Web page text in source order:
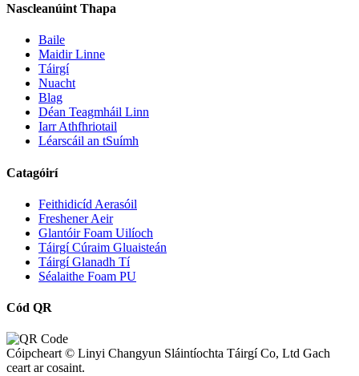
Nascleanúint Thapa
Baile
Maidir Linne
Táirgí
Nuacht
Blag
Déan Teagmháil Linn
Iarr Athfhriotail
Léarscáil an tSuímh
Catagóirí
Feithidicíd Aerasóil
Freshener Aeir
Glantóir Foam Uilíoch
Táirgí Cúraim Gluaisteán
Táirgí Glanadh Tí
Séalaithe Foam PU
Cód QR
Cóipcheart © Linyi Changyun Sláintíochta Táirgí Co, Ltd Gach
ceart ar cosaint.